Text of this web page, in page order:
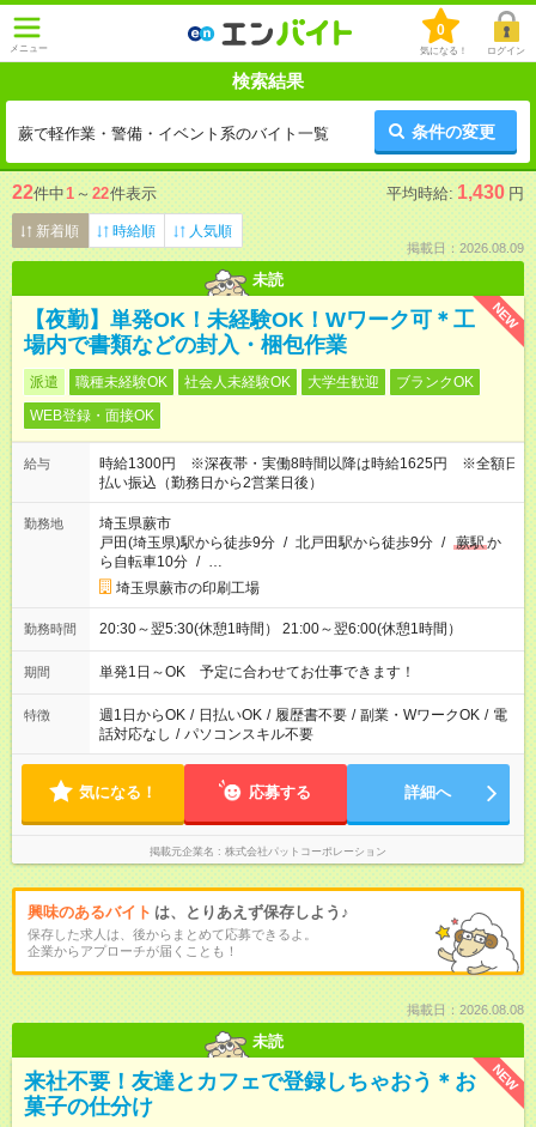
メニュー
0
気になる！ ログイン
検索結果
蕨で軽作業・警備・イベント系のバイト一覧 条件の変更
22件中1 ～ 22件表示 平均時給: 1,430 円
新着順 時給順 人気順
掲載日：2026.08.09
未読
NEW
【夜勤】単発OK！未経験OK！Wワーク可＊工
場内で書類などの封入・梱包作業
派遣 職種未経験OK 社会人未経験OK 大学生歓迎
ブランクOK
WEB登録・面接OK
給与
時給1300円 ※深夜帯・実働8時間以降は時給1625円 ※全額日
払い振込（勤務日から2営業日後）
勤務地
埼玉県蕨市
戸田(埼玉県)駅から徒歩9分 / 北戸田駅から徒歩9分 / 蕨駅か
ら自転車10分 / …
埼玉県蕨市の印刷工場
勤務時間 20:30～翌5:30(休憩1時間） 21:00～翌6:00(休憩1時間）
期間 単発1日～OK 予定に合わせてお仕事できます！
特徴 週1日からOK / 日払いOK / 履歴書不要 / 副業・WワークOK / 電
話対応なし / パソコンスキル不要
気になる！ 応募する 詳細へ
掲載元企業名 株式会社パットコーポレーション
興味のあるバイト は、とりあえず保存しよう♪
保存した求人は、後からまとめて応募できるよ。
企業からアプローチが届くことも！
掲載日：2026.08.08
未読
NEW
来社不要！友達とカフェで登録しちゃおう＊お
菓子の仕分け